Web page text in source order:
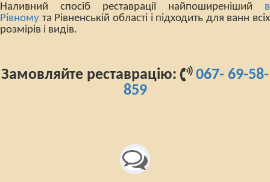
Наливний спосіб реставрації найпоширеніший в
Рівному та Рівненській області і підходить для ванн всіх
розмірів і видів.
Замовляйте реставрацію:
067- 69-58-
859